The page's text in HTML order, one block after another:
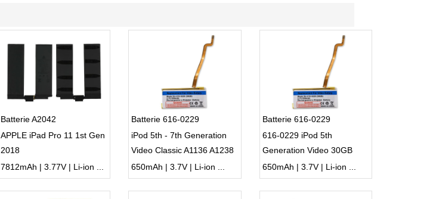
Batterie A2042
APPLE iPad Pro 11 1st Gen
2018
7812mAh | 3.77V | Li-ion ...
Batterie 616-0229
iPod 5th - 7th Generation
Video Classic A1136 A1238
650mAh | 3.7V | Li-ion ...
Batterie 616-0229
616-0229 iPod 5th
Generation Video 30GB
A1136
650mAh | 3.7V | Li-ion ...